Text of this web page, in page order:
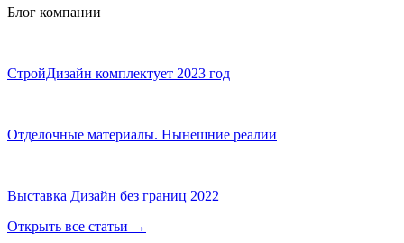
Блог компании
СтройДизайн комплектует 2023 год
Отделочные материалы. Нынешние реалии
Выставка Дизайн без границ 2022
Открыть все статьи →